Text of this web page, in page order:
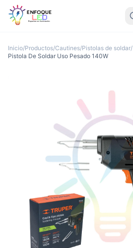
Inicio/Productos/Cautines/Pistolas de soldar/
Pistola De Soldar Uso Pesado 140W